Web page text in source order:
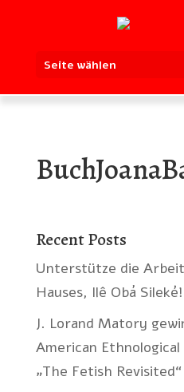
Seite wählen
Recent Posts
Unterstütze die
Hauses, Ilê Obá
J. Lorand Matory
American
„The Fetish Revisited“